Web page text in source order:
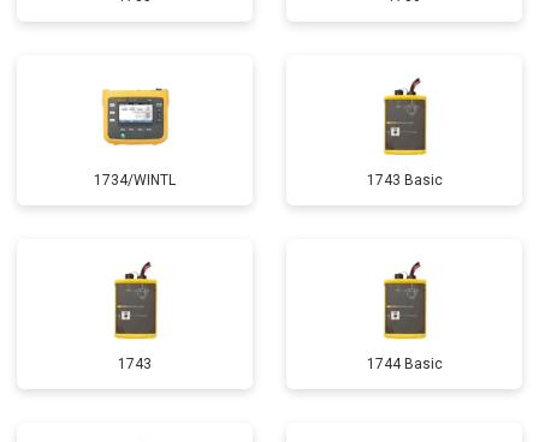
1734/WINTL 1743 Basic
1743 1744 Basic